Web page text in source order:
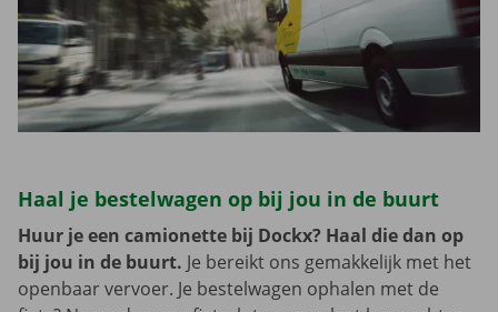
Haal je bestelwagen op bij jou in de buurt
Huur je een camionette bij Dockx? Haal die dan op
bij jou in de buurt. Je bereikt ons gemakkelijk met het
openbaar vervoer. Je bestelwagen ophalen met de